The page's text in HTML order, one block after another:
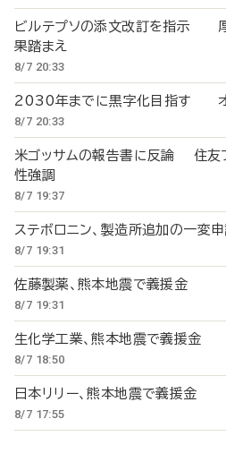
ビルテプソの添文改訂を指示
果踏まえ
8/7 20:33
2030年までに黒字化目指す オ
8/7 20:33
米ゴッサムの報告書に反論 住友
性強調
8/7 19:37
ステボロニン、製造所追加の一変
8/7 19:31
佐藤製薬、熊本地震で義援金
8/7 19:31
生化学工業、熊本地震で義援金
8/7 18:50
日本リリー、熊本地震で義援金
8/7 17:55